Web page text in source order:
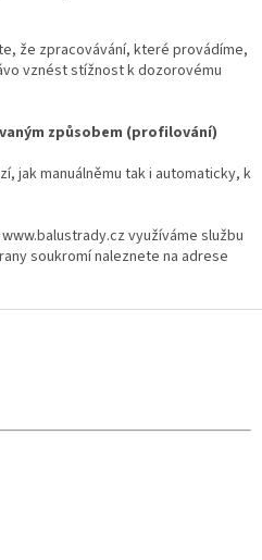
že zpracovávání, které provádíme,
vznést stížnost k dozorovému
způsobem (profilování)
jak manuálněmu tak i automaticky, k
využíváme službu
soukromí naleznete na adrese